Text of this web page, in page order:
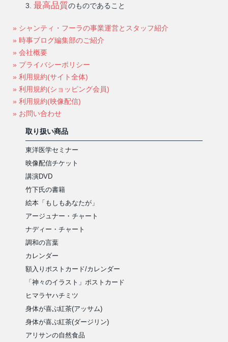
最高品質のものであること
» シャンティ・フーラの事業運営とスタッフ紹介
» 時事ブログ編集部のご紹介
» 会社概要
» プライバシーポリシー
» 利用規約(サイト全体)
» 利用規約(ショッピング会員)
» 利用規約(映像配信)
» お問い合わせ
取り扱い商品
東洋医学セミナー
映像配信チケット
講演DVD
竹下氏の書籍
絵本「もしもあなたが」
アージュナー・チャート
ナディー・チャート
調和の言葉
カレンダー
額入りポストカード/カレンダー
「神々のイラスト」ポストカード
ヒマラヤハチミツ
身体が喜ぶ紅茶(アッサム)
身体が喜ぶ紅茶(ダージリン)
アリサンの自然食品